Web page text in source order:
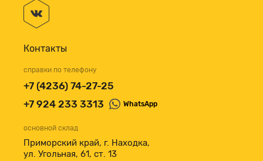
Контакты
справки по телефону
+7 (4236) 74-27-25
+7 924 233 3313
WhatsApp
основной склад
Приморский край, г. Находка,
ул. Угольная, 61, ст. 13